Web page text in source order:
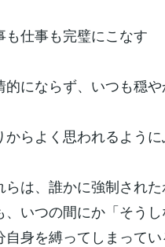
も仕事も完璧にこなす
的にならず、いつも穏
からよく思われるように
らは、誰かに強制された
、いつの間にか「そうし
自身を縛ってしまってい